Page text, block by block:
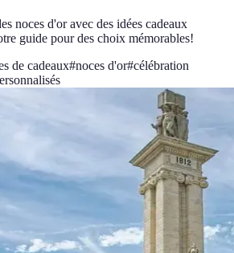
noces d'or avec des idées cadeaux
guide pour des choix mémorables!
de cadeaux#noces d'or#célébration